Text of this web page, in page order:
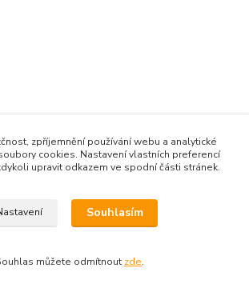
zpříjemnění používání webu a analytické
cookies. Nastavení vlastních preferencí
upravit odkazem ve spodní části stránek.
Souhlasím
můžete odmítnout zde.